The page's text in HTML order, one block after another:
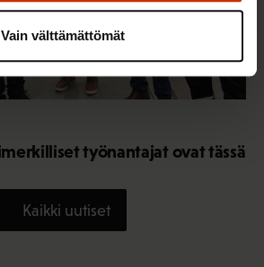
Vain välttämättömät
työnantajat ovat tässä
Kaikki uutiset